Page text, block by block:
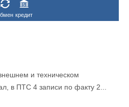
кредит
и техническом
в ПТС 4 записи по факту 2...